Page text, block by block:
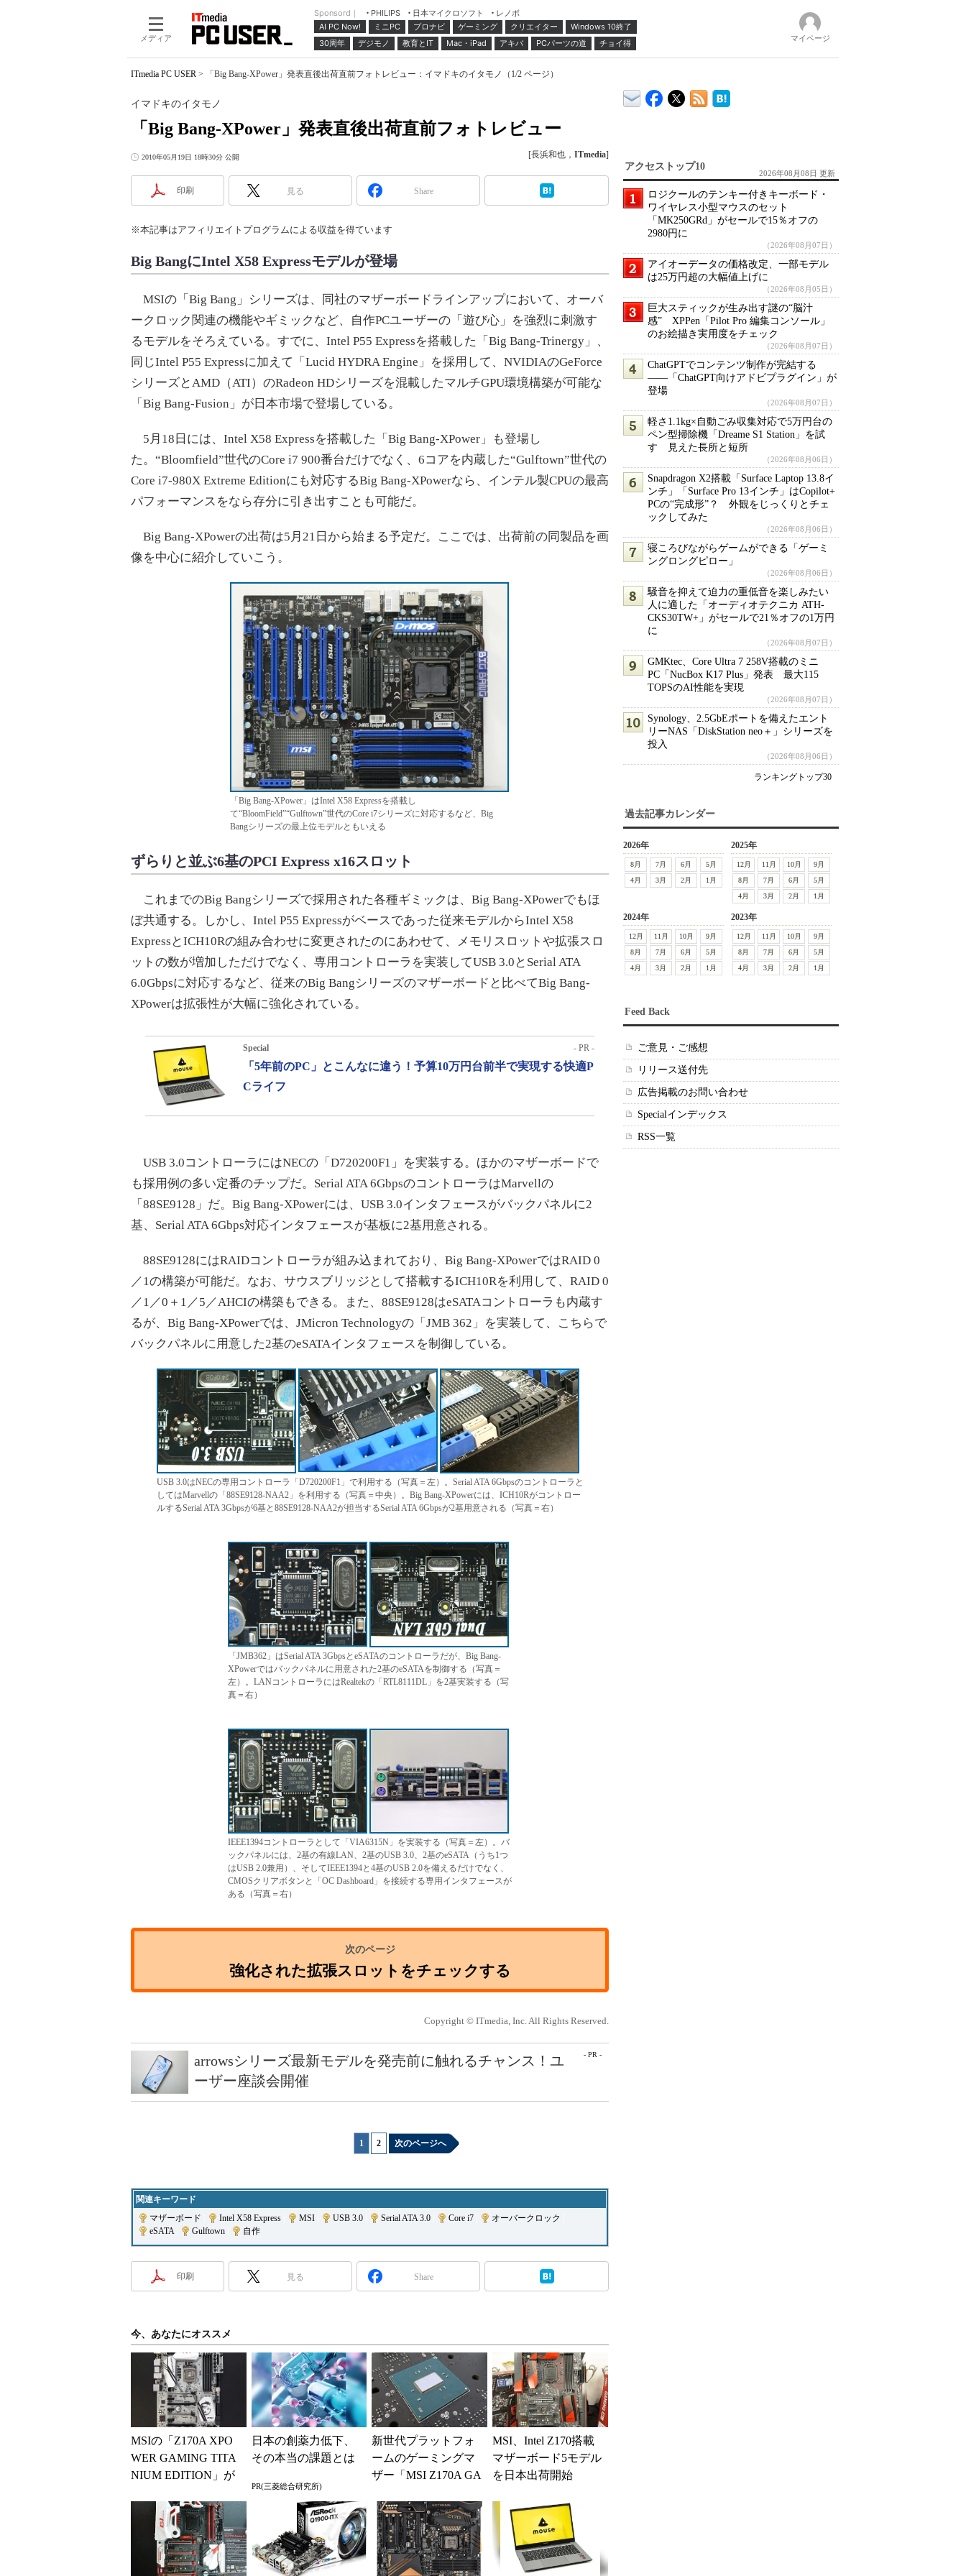
メディア
Sponsord｜ PHILIPS 日本マイクロソフト
レノボ
AI PC Now!
ミニPC プロナビ ゲーミング クリエイター
Windows 10終了
30周年
デジモノ 教育とIT Mac・iPad アキバ PCパーツの道 チョイ得 マイページ
ITmedia PC USER > 「Big Bang-XPower」発表直後出荷直前フォトレビュー：イマドキのイタモノ（1/2 ページ）
「Big Bang-XPower」発表直後出荷直前フォトレビュー
イマドキのイタモノ
2010年05月19日 18時30分 公開 [長浜和也， ITmedia]
印刷 見る Share
※本記事はアフィリエイトプログラムによる収益を得ています
Big BangにIntel X58 Expressモデルが登場
MSIの「Big Bang」シリーズは、同社のマザーボードラインアップにおいて、オーバ
ークロック関連の機能やギミックなど、自作PCユーザーの「遊び心」を強烈に刺激す
るモデルをそろえている。すでに、Intel P55 Expressを搭載した「Big Bang-Trinergy」、
同じIntel P55 Expressに加えて「Lucid HYDRA Engine」を採用して、NVIDIAのGeForce
シリーズとAMD（ATI）のRadeon HDシリーズを混載したマルチGPU環境構築が可能な
「Big Bang-Fusion」が日本市場で登場している。
5月18日には、Intel X58 Expressを搭載した「Big Bang-XPower」も登場し
た。“Bloomfield”世代のCore i7 900番台だけでなく、6コアを内蔵した“Gulftown”世代の
Core i7-980X Extreme Editionにも対応するBig Bang-XPowerなら、インテル製CPUの最高
パフォーマンスをなら存分に引き出すことも可能だ。
Big Bang-XPowerの出荷は5月21日から始まる予定だ。ここでは、出荷前の同製品を画
像を中心に紹介していこう。
「Big Bang-XPower」はIntel X58 Expressを搭載し
て“BloomField”“Gulftown”世代のCore i7シリーズに対応するなど、Big
Bangシリーズの最上位モデルともいえる
ずらりと並ぶ6基のPCI Express x16スロット
これまでのBig Bangシリーズで採用された各種ギミックは、Big Bang-XPowerでもほ
ぼ共通する。しかし、Intel P55 Expressがベースであった従来モデルからIntel X58
ExpressとICH10Rの組み合わせに変更されたのにあわせて、メモリスロットや拡張スロ
ットの数が増加しただけでなく、専用コントローラを実装してUSB 3.0とSerial ATA
6.0Gbpsに対応するなど、従来のBig Bangシリーズのマザーボードと比べてBig Bang-
XPowerは拡張性が大幅に強化されている。
Special - PR -
「5年前のPC」とこんなに違う！予算10万円台前半で実現する快適P
Cライフ
USB 3.0コントローラにはNECの「D720200F1」を実装する。ほかのマザーボードで
も採用例の多い定番のチップだ。Serial ATA 6GbpsのコントローラはMarvellの
「88SE9128」だ。Big Bang-XPowerには、USB 3.0インタフェースがバックパネルに2
基、Serial ATA 6Gbps対応インタフェースが基板に2基用意される。
88SE9128にはRAIDコントローラが組み込まれており、Big Bang-XPowerではRAID 0
／1の構築が可能だ。なお、サウスブリッジとして搭載するICH10Rを利用して、RAID 0
／1／0＋1／5／AHCIの構築もできる。また、88SE9128はeSATAコントローラも内蔵す
るが、Big Bang-XPowerでは、JMicron Technologyの「JMB 362」を実装して、こちらで
バックパネルに用意した2基のeSATAインタフェースを制御している。
USB 3.0はNECの専用コントローラ「D720200F1」で利用する（写真＝左）。Serial ATA 6Gbpsのコントローラと
してはMarvellの「88SE9128-NAA2」を利用する（写真＝中央）。Big Bang-XPowerには、ICH10Rがコントロー
ルするSerial ATA 3Gbpsが6基と88SE9128-NAA2が担当するSerial ATA 6Gbpsが2基用意される（写真＝右）
「JMB362」はSerial ATA 3GbpsとeSATAのコントローラだが、Big Bang-
XPowerではバックパネルに用意された2基のeSATAを制御する（写真＝
左）。LANコントローラにはRealtekの「RTL8111DL」を2基実装する（写
真＝右）
IEEE1394コントローラとして「VIA6315N」を実装する（写真＝左）。バ
ックパネルには、2基の有線LAN、2基のUSB 3.0、2基のeSATA（うち1つ
はUSB 2.0兼用）、そしてIEEE1394と4基のUSB 2.0を備えるだけでなく、
CMOSクリアボタンと「OC Dashboard」を接続する専用インタフェースが
ある（写真＝右）
強化された拡張スロットをチェックする
Copyright © ITmedia, Inc. All Rights Reserved.
- PR -
arrowsシリーズ最新モデルを発売前に触れるチャンス！ユ
ーザー座談会開催
1 2 次のページへ
関連キーワード
マザーボード
Intel X58 Express MSI USB 3.0 Serial ATA 3.0 Core i7 オーバークロック
eSATA| Gulftown 自作
印刷 見る Share
今、あなたにオススメ
MSIの「Z170A XPO
WER GAMING TITA
NIUM EDITION」が
日本の創薬力低下、
その本当の課題とは
PR(三菱総合研究所)
新世代プラットフォ
ームのゲーミングマ
ザー「MSI Z170A GA
を試す (...
MSI、Intel Z170搭載
マザーボード5モデル
を日本出荷開始
アクセストップ10
2026年08月08日 更新
ロジクールのテンキー付きキーボード・
ワイヤレス小型マウスのセット
「MK250GRd」がセールで15％オフの
2980円に
（2026年08月07日）
アイオーデータの価格改定、一部モデル
は25万円超の大幅値上げに
（2026年08月05日）
巨大スティックが生み出す謎の“脳汁
感” XPPen「Pilot Pro 編集コンソール」
のお絵描き実用度をチェック
（2026年08月07日）
ChatGPTでコンテンツ制作が完結する
――「ChatGPT向けアドビプラグイン」が
登場
（2026年08月07日）
軽さ1.1kg×自動ごみ収集対応で5万円台の
ペン型掃除機「Dreame S1 Station」を試
す 見えた長所と短所
（2026年08月06日）
Snapdragon X2搭載「Surface Laptop 13.8イ
ンチ」「Surface Pro 13インチ」はCopilot+
PCの“完成形”？ 外観をじっくりとチェ
ックしてみた
（2026年08月06日）
寝ころびながらゲームができる「ゲーミ
ングロングピロー」
（2026年08月06日）
騒音を抑えて迫力の重低音を楽しみたい
人に適した「オーディオテクニカ ATH-
CKS30TW+」がセールで21％オフの1万円
に
（2026年08月07日）
GMKtec、Core Ultra 7 258V搭載のミニ
PC「NucBox K17 Plus」発表 最大115
TOPSのAI性能を実現
（2026年08月07日）
Synology、2.5GbEポートを備えたエント
リーNAS「DiskStation neo＋」シリーズを
投入
（2026年08月06日）
ランキングトップ30
過去記事カレンダー
2026年
8月 7月 6月
5月
4月
3月 2月 1月
2025年
12月 11月 10月
9月
8月
7月 6月
5月
4月
3月 2月 1月
2024年
12月 11月 10月
9月
8月
7月 6月
5月
4月
3月 2月 1月
2023年
12月 11月 10月
9月
8月
7月 6月
5月
4月
3月 2月 1月
Feed Back
ご意見・ご感想
リリース送付先
広告掲載のお問い合わせ
Specialインデックス
RSS一覧